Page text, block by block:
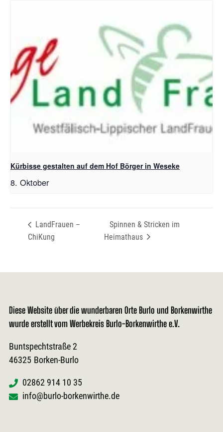
Kürbisse gestalten auf dem Hof Börger in Weseke
8. Oktober
LandFrauen –
ChiKung
Spinnen & Stricken im
Heimathaus
Diese Website über die wunderbaren Orte Burlo und Borkenwirthe
wurde erstellt vom Werbekreis Burlo-Borkenwirthe e.V.
Buntspechtstraße 2
46325 Borken-Burlo
02862 914 10 35
info@burlo-borkenwirthe.de